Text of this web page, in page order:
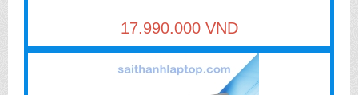
17.990.000 VND